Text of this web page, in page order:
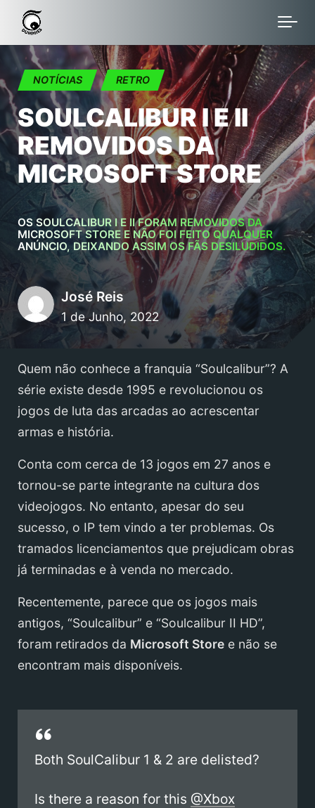
Skip to main content
NOTÍCIAS RETRO
SOULCALIBUR I E II
REMOVIDOS DA
MICROSOFT STORE
OS SOULCALIBUR I E II FORAM REMOVIDOS DA
MICROSOFT STORE E NÃO FOI FEITO QUALQUER
ANÚNCIO, DEIXANDO ASSIM OS FÃS DESILUDIDOS.
1 de Junho, 2022
José Reis
Quem não conhece a franquia “Soulcalibur”? A
série existe desde 1995 e revolucionou os
jogos de luta das arcadas ao acrescentar
armas e história.
Conta com cerca de 13 jogos em 27 anos e
tornou-se parte integrante na cultura dos
videojogos. No entanto, apesar do seu
sucesso, o IP tem vindo a ter problemas. Os
tramados licenciamentos que prejudicam obras
já terminadas e à venda no mercado.
Recentemente, parece que os jogos mais
antigos, “Soulcalibur” e “Soulcalibur II HD”,
foram retirados da Microsoft Store e não se
encontram mais disponíveis.
Both SoulCalibur 1 & 2 are delisted?
Is there a reason for this @Xbox